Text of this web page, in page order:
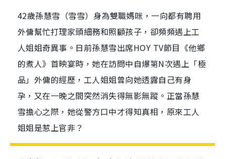
42歲孫慧雪（雪雪）身為雙職媽咪，一向都有聘用
外傭幫忙打理家頭細務和照顧孩子，卻頻頻遇上工
人姐姐奇異事。日前孫慧雪出席HOY TV節目《他鄉
的煮人》首映宴時，她在訪問中自爆第N次遇上「極
品」外傭的經歷，工人姐姐曾向她透露自己有身
孕，又在一晚之間突然消失得無影無蹤。正當孫慧
雪擔心之際，她從警方口中才得知真相，原來工人
姐姐是惹上官非？